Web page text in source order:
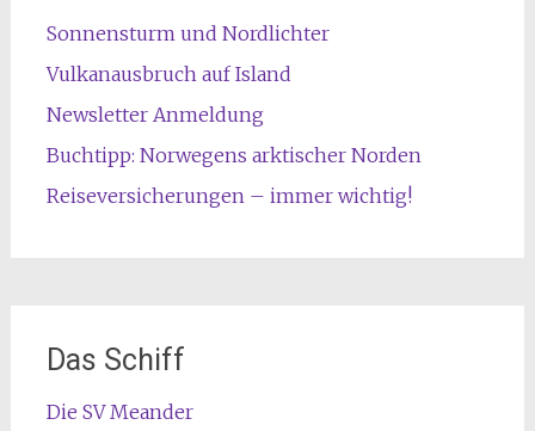
Sonnensturm und Nordlichter
Vulkanausbruch auf Island
Newsletter Anmeldung
Buchtipp: Norwegens arktischer Norden
Reiseversicherungen – immer wichtig!
Das Schiff
Die SV Meander